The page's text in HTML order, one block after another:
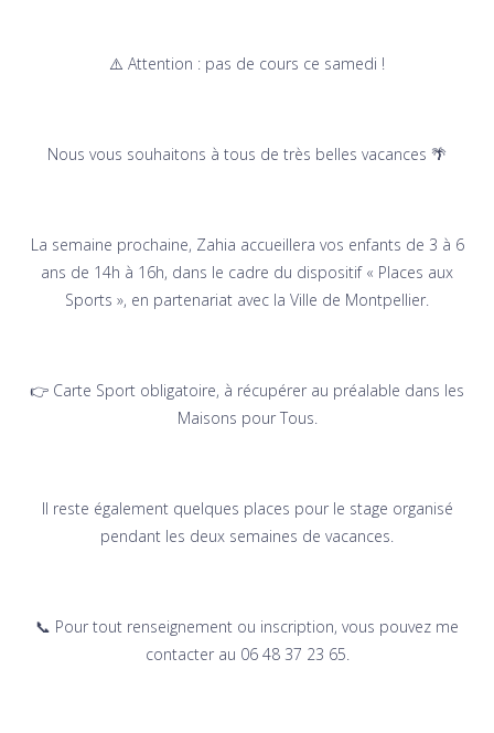
⚠️ Attention : pas de cours ce samedi !
Nous vous souhaitons à tous de très belles vacances 🌴
La semaine prochaine, Zahia accueillera vos enfants de 3 à 6
ans de 14h à 16h, dans le cadre du dispositif « Places aux
Sports », en partenariat avec la Ville de Montpellier.
👉 Carte Sport obligatoire, à récupérer au préalable dans les
Maisons pour Tous.
Il reste également quelques places pour le stage organisé
pendant les deux semaines de vacances.
📞 Pour tout renseignement ou inscription, vous pouvez me
contacter au 06 48 37 23 65.